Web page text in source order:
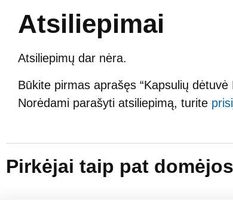
Atsiliepimai
Atsiliepimų dar nėra.
Būkite pirmas aprašęs “Kapsulių
Norėdami parašyti atsiliepimą, turite
Pirkėjai taip pat